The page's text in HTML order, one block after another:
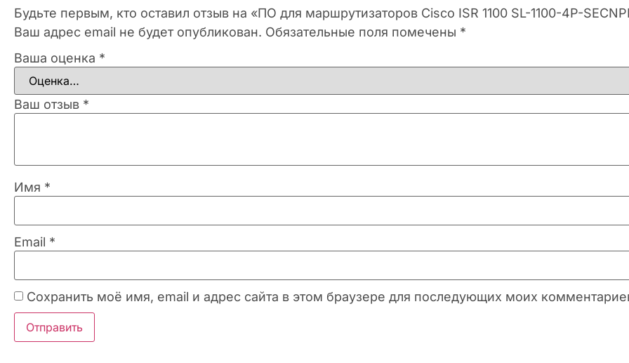
Будьте первым, кто оставил отзыв на «ПО для маршрутизаторов Cisco ISR 1100 SL-1100-4P-
Ваш адрес email не будет опубликован. Обязательные поля помечены *
Ваша оценка *
Ваш отзыв *
Имя *
Email *
Сохранить моё имя, email и адрес сайта в этом браузере для последующих моих